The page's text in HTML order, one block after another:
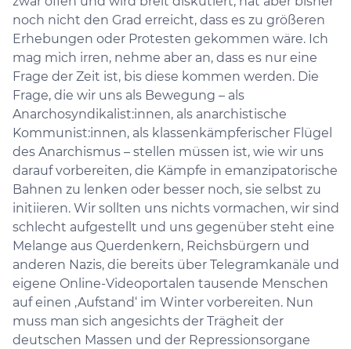
noch nicht den Grad erreicht, dass es zu größeren
Erhebungen oder Protesten gekommen wäre. Ich
mag mich irren, nehme aber an, dass es nur eine
Frage der Zeit ist, bis diese kommen werden. Die
Frage, die wir uns als Bewegung – als
Anarchosyndikalist:innen, als anarchistische
Kommunist:innen, als klassenkämpferischer Flügel
des Anarchismus – stellen müssen ist, wie wir uns
darauf vorbereiten, die Kämpfe in emanzipatorische
Bahnen zu lenken oder besser noch, sie selbst zu
initiieren. Wir sollten uns nichts vormachen, wir sind
schlecht aufgestellt und uns gegenüber steht eine
Melange aus Querdenkern, Reichsbürgern und
anderen Nazis, die bereits über Telegramkanäle und
eigene Online-Videoportalen tausende Menschen
auf einen ‚Aufstand‘ im Winter vorbereiten. Nun
muss man sich angesichts der Trägheit der
deutschen Massen und der Repressionsorgane